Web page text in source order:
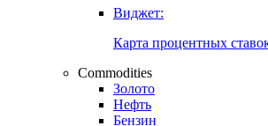
Страницы стран
Росстат
Виджет:
Карта процентных ставок